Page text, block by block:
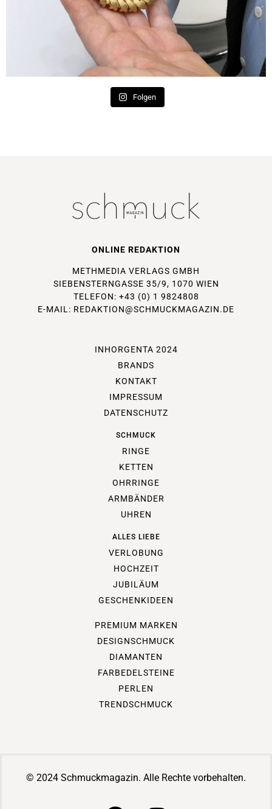
Folgen
ONLINE REDAKTION
METHMEDIA VERLAGS GMBH
SIEBENSTERNGASSE 35/9, 1070 WIEN
TELEFON: +43 (0) 1 9824808
E-MAIL: REDAKTION@SCHMUCKMAGAZIN.DE
INHORGENTA 2024
BRANDS
KONTAKT
IMPRESSUM
DATENSCHUTZ
SCHMUCK
RINGE
KETTEN
OHRRINGE
ARMBÄNDER
UHREN
ALLES LIEBE
VERLOBUNG
HOCHZEIT
JUBILÄUM
GESCHENKIDEEN
PREMIUM MARKEN
DESIGNSCHMUCK
DIAMANTEN
FARBEDELSTEINE
PERLEN
TRENDSCHMUCK
© 2024 Schmuckmagazin. Alle Rechte vorbehalten.